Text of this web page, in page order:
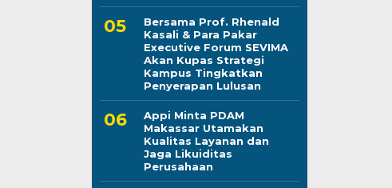
Bersama Prof. Rhenald
Kasali & Para Pakar
Executive Forum SEVIMA
Akan Kupas Strategi
Kampus Tingkatkan
Penyerapan Lulusan
Appi Minta PDAM
Makassar Utamakan
Kualitas Layanan dan
Jaga Likuiditas
Perusahaan